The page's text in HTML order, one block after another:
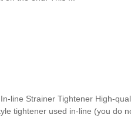
line Strainer Tightener High-
tightener used in-line (you do